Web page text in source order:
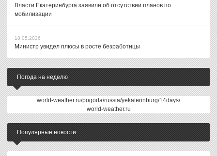
Власти Екатеринбурга заявили об отсутствии планов по
мобилизации
18.05.2026
Министр увидел плюсы в росте безработицы
Погода на неделю
world-weather.ru/pogoda/russia/yekaterinburg/14days/
world-weather.ru
Популярные новости